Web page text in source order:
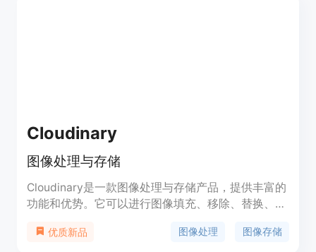
Cloudinary
图像处理与存储
Cloudinary是一款图像处理与存储产品，提供丰富的
功能和优势。它可以进行图像填充、移除、替换、重
定价灵活，适用于各种不同的用户需求。它主要用于
优质新品 图像处理 图像存储